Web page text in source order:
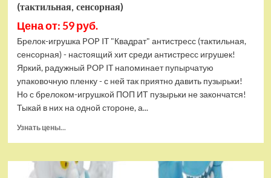
(тактильная, сенсорная)
Цена от: 59 руб.
Брелок-игрушка POP IT "Квадрат" антистресс (тактильная,
сенсорная) - настоящий хит среди антистресс игрушек!
Яркий, радужный POP IT напоминает пупырчатую
упаковочную пленку - с ней так приятно давить пузырьки!
Но с брелоком-игрушкой ПОП ИТ пузырьки не закончатся!
Тыкай в них на одной стороне, а...
Узнать цены...
Брелок-
игрушка